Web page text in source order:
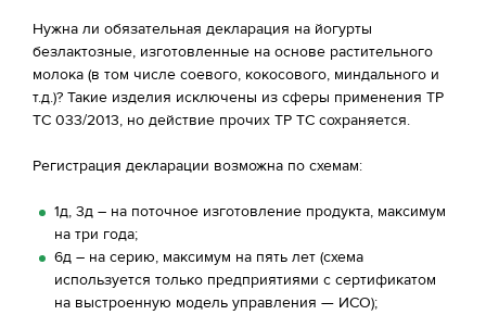
Нужна ли обязательная декларация на йогурты
безлактозные, изготовленные на основе растительного
молока (в том числе соевого, кокосового, миндального и
т.д.)? Такие изделия исключены из сферы применения ТР
ТС 033/2013, но действие прочих ТР ТС сохраняется.
Регистрация декларации возможна по схемам:
1д, 3д – на поточное изготовление продукта, максимум
на три года;
6д – на серию, максимум на пять лет (схема
используется только предприятиями с сертификатом
на выстроенную модель управления — ИСО);